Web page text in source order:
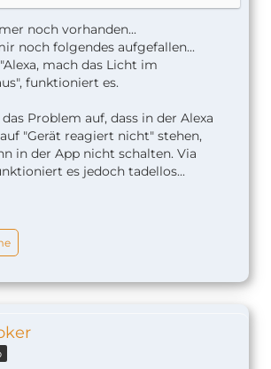
noch vorhanden...
noch folgendes aufgefallen...
mach das Licht im
funktioniert es.
Problem auf, dass in der Alexa
"Gerät reagiert nicht" stehen,
in der App nicht schalten. Via
es jedoch tadellos...